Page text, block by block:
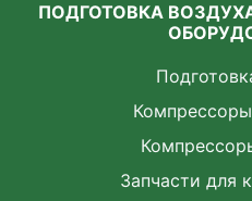
ПОДГОТОВКА
Запчасти для